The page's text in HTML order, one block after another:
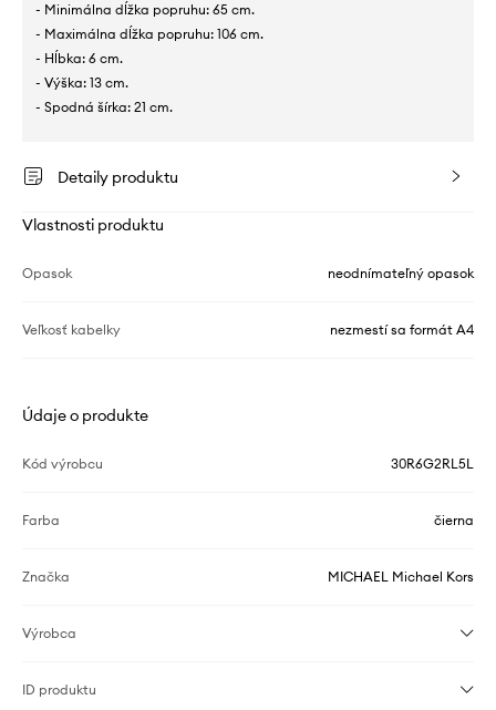
- Minimálna dĺžka popruhu: 65 cm.
- Maximálna dĺžka popruhu: 106 cm.
- Hĺbka: 6 cm.
- Výška: 13 cm.
- Spodná šírka: 21 cm.
Detaily produktu
Vlastnosti produktu
Opasok neodnímateľný opasok
Veľkosť kabelky nezmestí sa formát A4
Údaje o produkte
Kód výrobcu 30R6G2RL5L
Farba čierna
Značka MICHAEL Michael Kors
Výrobca
ID produktu